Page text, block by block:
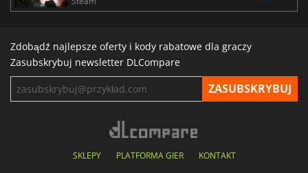
Zdobądź najlepsze oferty i kody rabatowe dla graczy
Zasubskrybuj newsletter DLCompare
SKLEPY PLATFORMA GIER KONTAKT